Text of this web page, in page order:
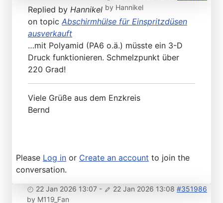
by Hannikel
Replied by Hannikel
on topic Abschirmhülse für Einspritzdüsen
ausverkauft
…mit Polyamid (PA6 o.ä.) müsste ein 3-D
Druck funktionieren. Schmelzpunkt über
220 Grad!
Viele Grüße aus dem Enzkreis
Bernd
Please Log in or Create an account to join the
conversation.
22 Jan 2026 13:07 - 22 Jan 2026 13:08 #351986
by M119_Fan